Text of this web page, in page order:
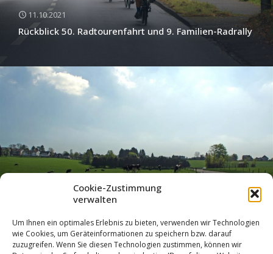
Cookie-Zustimmung
verwalten
Um Ihnen ein optimales Erlebnis zu bieten, verwenden wir Technologien
wie Cookies, um Geräteinformationen zu speichern bzw. darauf
zuzugreifen. Wenn Sie diesen Technologien zustimmen, können wir
11.10.2021
Rückblick 50. Radtourenfahrt und 9. Familien-Radrally
Anmeldung zur Radtourenfahrt und Familienradrallye